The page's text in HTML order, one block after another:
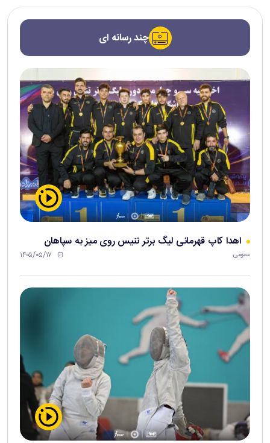
چند رسانه ای
اهدا کاپ قهرمانی لیگ برتر تنیس روی میز به سپاهان
عمومی ۱۴۰۵/۰۵/۱۷